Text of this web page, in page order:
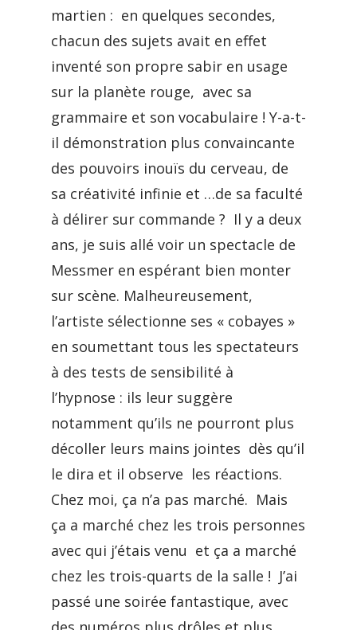
martien : en quelques secondes,
chacun des sujets avait en effet
inventé son propre sabir en usage
sur la planète rouge, avec sa
grammaire et son vocabulaire ! Y-a-t-
il démonstration plus convaincante
des pouvoirs inouïs du cerveau, de
sa créativité infinie et …de sa faculté
à délirer sur commande ? Il y a deux
ans, je suis allé voir un spectacle de
Messmer en espérant bien monter
sur scène. Malheureusement,
l’artiste sélectionne ses « cobayes »
en soumettant tous les spectateurs
à des tests de sensibilité à
l’hypnose : ils leur suggère
notamment qu’ils ne pourront plus
décoller leurs mains jointes dès qu’il
le dira et il observe les réactions.
Chez moi, ça n’a pas marché. Mais
ça a marché chez les trois personnes
avec qui j’étais venu et ça a marché
chez les trois-quarts de la salle ! J’ai
passé une soirée fantastique, avec